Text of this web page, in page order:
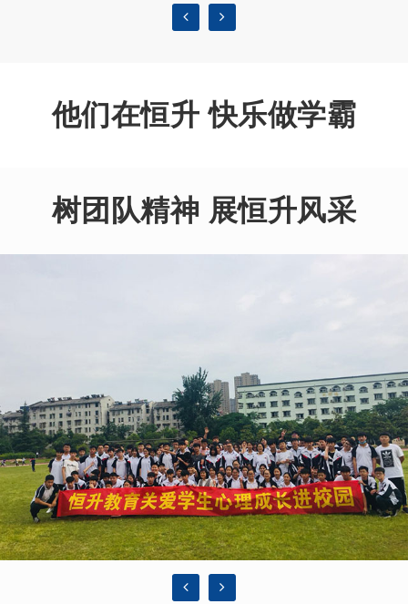
他们在恒升 快乐做学霸
树团队精神 展恒升风采